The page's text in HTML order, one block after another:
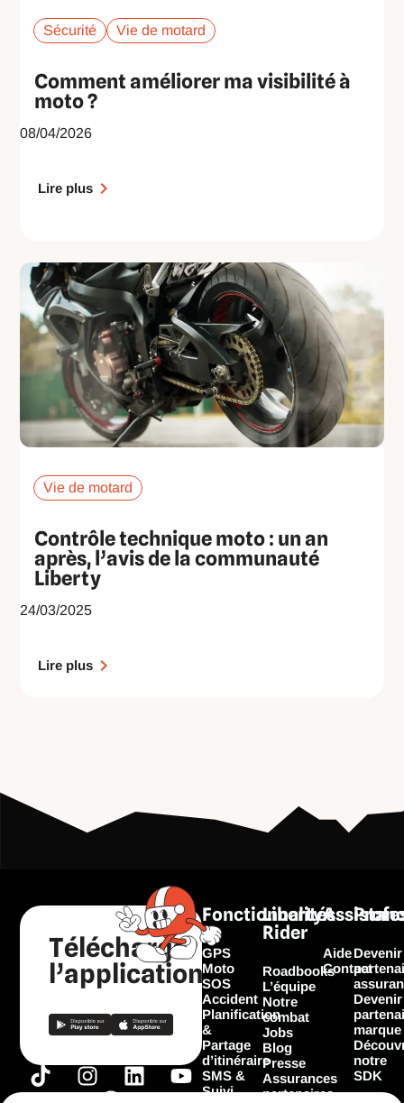
Sécurité Vie de motard
Comment améliorer ma visibilité à
moto ?
08/04/2026
Lire plus
Vie de motard
Contrôle technique moto : un an
après, l’avis de la communauté
Liberty
24/03/2025
Lire plus
Télécharger
l’application
T
i
I
n
L
i
Y
o
a
Fonctionnalités
GPS
Moto
SOS
Accident
Planification
&
Partage
d’itinéraire
SMS &
Suivi
Liberty
Rider
Roadbooks
L’équipe
Notre
combat
Jobs
Blog
Presse
Assurances
partenaires
Aide
Contact
Devenir
Devenir
marque
notre
SDK